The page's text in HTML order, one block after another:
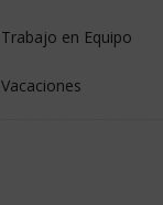
Trabajo en Equipo
Vacaciones